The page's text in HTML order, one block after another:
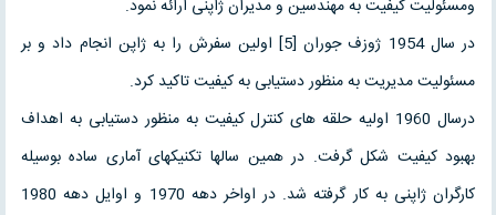
ومسئولیت کیفیت به مهندسین و مدیران ژاپنی ارائه نمود.
در سال 1954 ژوزف جوران [5] اولین سفرش را به ژاپن انجام داد و بر
مسئولیت مدیریت به منظور دستیابی به کیفیت تاکید کرد.
درسال 1960 اولیه حلقه های کنترل کیفیت به منظور دستیابی به اهداف
بهبود کیفیت شکل گرفت. در همین سالها تکنیکهای آماری ساده بوسیله
کارگران ژاپنی به کار گرفته شد. در اواخر دهه 1970 و اوایل دهه 1980